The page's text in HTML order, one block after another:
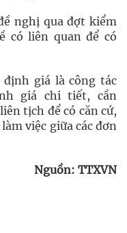
nghị qua đợt kiểm
có liên quan để có
giá là công tác
giá chi tiết, cần
tịch để có căn cứ,
việc giữa các đơn
Nguồn: TTXVN